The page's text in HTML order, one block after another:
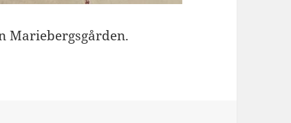
Mariebergsgården.